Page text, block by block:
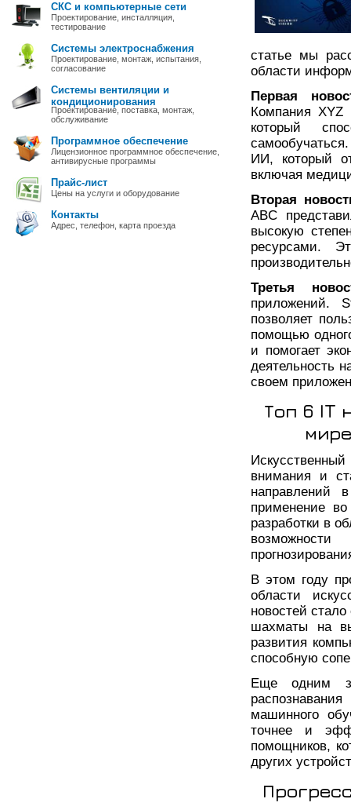
СКС и компьютерные сети
Проектирование, инсталляция,
тестирование
Системы электроснабжения
Проектирование, монтаж, испытания,
согласование
Системы вентиляции и
кондиционирования
Проектирование, поставка, монтаж,
обслуживание
Программное обеспечение
Лицензионное программное обеспечение,
антивирусные программы
Прайс-лист
Цены на услуги и оборудование
Контакты
Адрес, телефон, карта проезда
статье мы
области
Первая
Компания XYZ
который
ИИ, который
включая
Вторая
ABC
высокую
ресурсами.
Третья
приложений.
позволяет
помощью
и помогает
деятельность
своем
Топ 6 IT
внимания и
направлений
применение
разработки в
В этом году
области
новостей
шахматы на
развития
способную
Еще одним
машинного
точнее и
помощников,
других